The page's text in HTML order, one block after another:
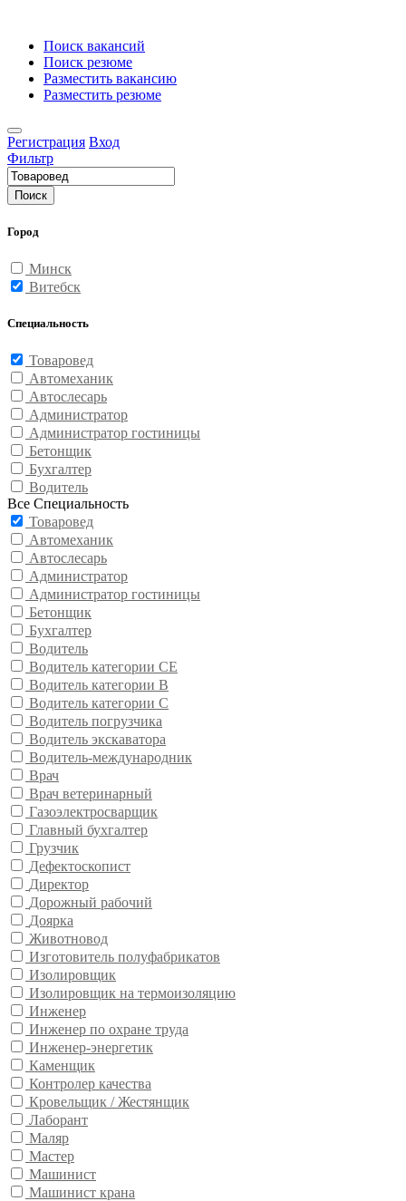
Поиск вакансий
Поиск резюме
Разместить вакансию
Разместить резюме
Регистрация Вход
Фильтр
Поиск
Город
Минск
Витебск
Специальность
Товаровед
Автомеханик
Автослесарь
Администратор
Администратор гостиницы
Бетонщик
Бухгалтер
Водитель
Все Специальность
Товаровед
Автомеханик
Автослесарь
Администратор
Администратор гостиницы
Бетонщик
Бухгалтер
Водитель
Водитель категории CE
Водитель категории В
Водитель категории С
Водитель погрузчика
Водитель экскаватора
Водитель-международник
Врач
Врач ветеринарный
Газоэлектросварщик
Главный бухгалтер
Грузчик
Дефектоскопист
Директор
Дорожный рабочий
Доярка
Животновод
Изготовитель полуфабрикатов
Изолировщик
Изолировщик на термоизоляцию
Инженер
Инженер по охране труда
Инженер-энергетик
Каменщик
Контролер качества
Кровельщик / Жестянщик
Лаборант
Маляр
Мастер
Машинист
Машинист крана